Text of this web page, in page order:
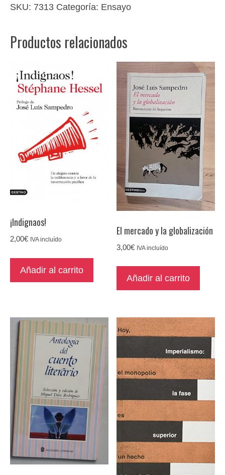
petróleo
SKU: 7313 Categoría: Ensayo
Productos relacionados
¡Indignaos!
2,00€ IVA incluído
Añadir al carrito
El mercado y la globalización
3,00€ IVA incluído
Añadir al carrito